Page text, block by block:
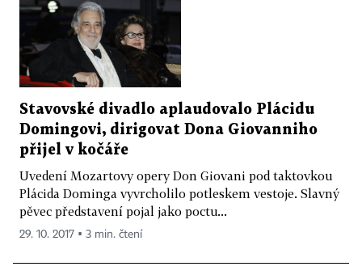
Stavovské divadlo aplaudovalo Plácidu
Domingovi, dirigovat Dona Giovanniho
přijel v kočáře
Uvedení Mozartovy opery Don Giovani pod taktovkou
Plácida Dominga vyvrcholilo potleskem vestoje. Slavný
pěvec představení pojal jako poctu...
29. 10. 2017 ▪ 3 min. čtení